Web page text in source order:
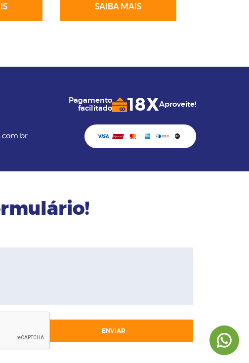
SAIBA MAIS
Pagamento
facilitado
18XAproveite!
ENVIAR